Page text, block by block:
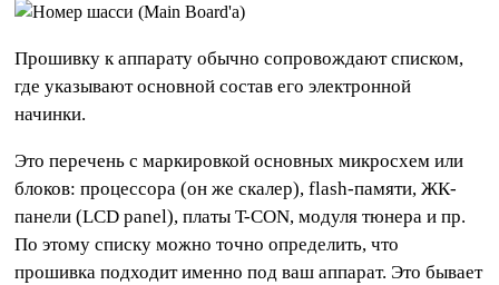
Прошивку к аппарату обычно сопровождают списком,
где указывают основной состав его электронной
начинки.
Это перечень с маркировкой основных микросхем или
блоков: процессора (он же скалер), flash-памяти, ЖК-
панели (LCD panel), платы T-CON, модуля тюнера и пр.
По этому списку можно точно определить, что
прошивка подходит именно под ваш аппарат. Это бывает